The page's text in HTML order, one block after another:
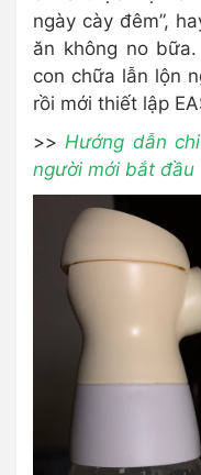
ngày cày đêm”,
ăn không no
con chữa lẫn lộn
rồi mới thiết lập
>> Hướng dẫn
người mới bắt đầu